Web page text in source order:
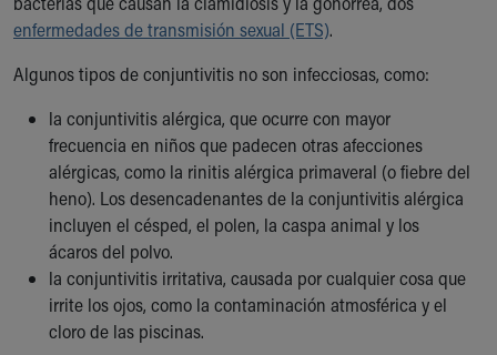
Your Visit
Directions
During Your Visit
Financial Services
Rest Accommodations
Visiting
Gift Shop
Department of Public Safety
Health Info
Health Information
Healthy Info, Healthy Kids
enfermedades de transmisión sexual (ETS).
Algunos tipos de conjuntivitis no son infecciosas, como:
la conjuntivitis alérgica, que ocurre con mayor
frecuencia en niños que padecen otras afecciones
alérgicas, como la rinitis alérgica primaveral (o fiebre del
heno). Los desencadenantes de la conjuntivitis alérgica
incluyen el césped, el polen, la caspa animal y los
ácaros del polvo.
la conjuntivitis irritativa, causada por cualquier cosa que
irrite los ojos, como la contaminación atmosférica y el
cloro de las piscinas.